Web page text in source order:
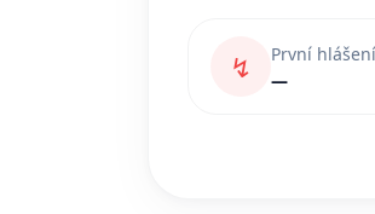
↯
První hlášení
—